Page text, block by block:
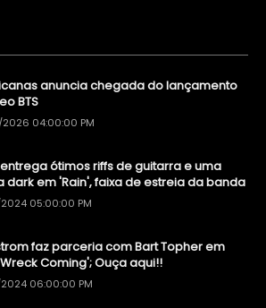
anuncia chegada do lançamento
BTS
2026 04:00:00 PM
ótimos riffs de guitarra e uma
dark em 'Rain', faixa de estreia da banda
2024 05:00:00 PM
faz parceria com Bart Topher em
Coming'; Ouça aqui!!
2024 06:00:00 PM